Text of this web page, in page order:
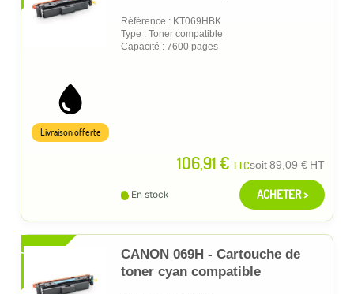
Référence : KT069HBK
Type : Toner compatible
Capacité : 7600 pages
106,91 € TTCsoit89,09 € HT
Livraison offerte
En stock ACHETER >
XL
CANON 069H - Cartouche de
toner cyan compatible